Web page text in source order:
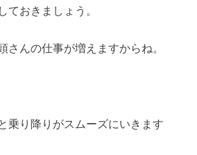
ておきましょう。
さんの仕事が増えますからね。
乗り降りがスムーズにいきます